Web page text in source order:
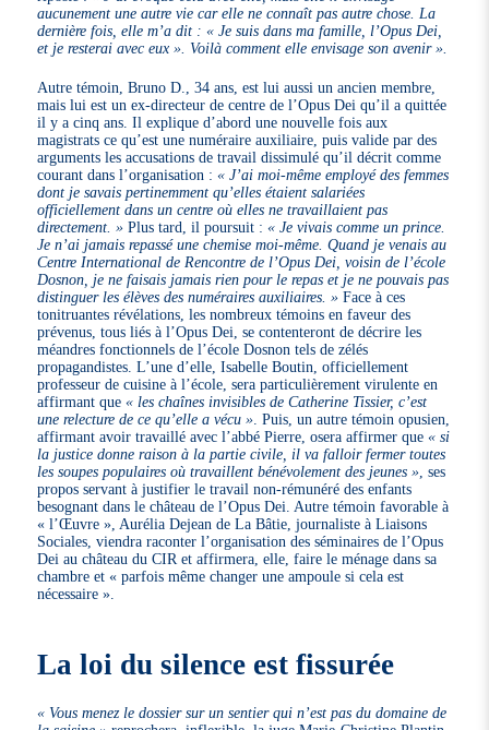
aucunement une autre vie car elle ne connaît pas autre chose. La
dernière fois, elle m’a dit : « Je suis dans ma famille, l’Opus Dei,
et je resterai avec eux ». Voilà comment elle envisage son avenir ».
Autre témoin, Bruno D., 34 ans, est lui aussi un ancien membre,
mais lui est un ex-directeur de centre de l’Opus Dei qu’il a quittée
il y a cinq ans. Il explique d’abord une nouvelle fois aux
magistrats ce qu’est une numéraire auxiliaire, puis valide par des
arguments les accusations de travail dissimulé qu’il décrit comme
courant dans l’organisation :« J’ai moi-même employé des femmes
dont je savais pertinemment qu’elles étaient salariées
officiellement dans un centre où elles ne travaillaient pas
directement. » Plus tard, il poursuit :« Je vivais comme un prince.
Je n’ai jamais repassé une chemise moi-même. Quand je venais au
Centre International de Rencontre de l’Opus Dei, voisin de l’école
Dosnon, je ne faisais jamais rien pour le repas et je ne pouvais pas
distinguer les élèves des numéraires auxiliaires. » Face à ces
tonitruantes révélations, les nombreux témoins en faveur des
prévenus, tous liés à l’Opus Dei, se contenteront de décrire les
méandres fonctionnels de l’école Dosnon tels de zélés
propagandistes. L’une d’elle, Isabelle Boutin, officiellement
professeur de cuisine à l’école, sera particulièrement virulente en
affirmant que« les chaînes invisibles de Catherine Tissier, c’est
une relecture de ce qu’elle a vécu » . Puis, un autre témoin opusien,
affirmant avoir travaillé avec l’abbé Pierre, osera affirmer que« si
la justice donne raison à la partie civile, il va falloir fermer toutes
les soupes populaires où travaillent bénévolement des jeunes » , ses
propos servant à justifier le travail non-rémunéré des enfants
besognant dans le château de l’Opus Dei. Autre témoin favorable à
« l’Œuvre », Aurélia Dejean de La Bâtie, journaliste à Liaisons
Sociales, viendra raconter l’organisation des séminaires de l’Opus
Dei au château du CIR et affirmera, elle, faire le ménage dans sa
chambre et « parfois même changer une ampoule si cela est
nécessaire ».
La loi du silence est fissurée
« Vous menez le dossier sur un sentier qui n’est pas du domaine de